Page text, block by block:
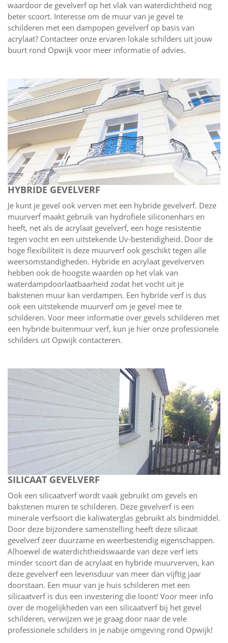
waardoor de gevelverf op het vlak van waterdichtheid nog
beter scoort. Interesse om de muur van je gevel te
schilderen met een dampopen gevelverf op basis van
acrylaat? Contacteer onze ervaren lokale schilders uit jouw
buurt rond Opwijk voor meer informatie of advies.
HYBRIDE GEVELVERF
Je kunt je gevel ook verven met een hybride gevelverf. Deze
muurverf maakt gebruik van hydrofiele siliconenhars en
heeft, net als de acrylaat gevelverf, een hoge resistentie
tegen vocht en een uitstekende Uv-bestendigheid. Door de
hoge flexibiliteit is deze muurverf ook geschikt tegen alle
weersomstandigheden. Hybride en acrylaat gevelverven
hebben ook de hoogste waarden op het vlak van
waterdampdoorlaatbaarheid zodat het vocht uit je
bakstenen muur kan verdampen. Een hybride verf is dus
ook een uitstekende muurverf om je gevel mee te
schilderen. Voor meer informatie over gevels schilderen met
een hybride buitenmuur verf, kun je hier onze professionele
schilders uit Opwijk contacteren.
SILICAAT GEVELVERF
Ook een silicaatverf wordt vaak gebruikt om gevels en
bakstenen muren te schilderen. Deze gevelverf is een
minerale verfsoort die kaliwaterglas gebruikt als bindmiddel.
Door deze bijzondere samenstelling heeft deze silicaat
gevelverf zeer duurzame en weerbestendig eigenschappen.
Alhoewel de waterdichtheidswaarde van deze verf iets
minder scoort dan de acrylaat en hybride muurverven, kan
deze gevelverf een levensduur van meer dan vijftig jaar
doorstaan. Een muur van je huis schilderen met een
silicaatverf is dus een investering die loont! Voor meer info
over de mogelijkheden van een silicaatverf bij het gevel
schilderen, verwijzen we je graag door naar de vele
professionele schilders in je nabije omgeving rond Opwijk!